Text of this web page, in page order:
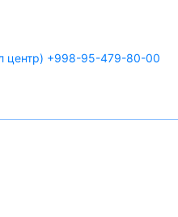
центр) +998-95-479-80-00